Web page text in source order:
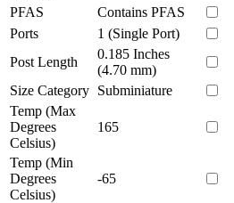
PFAS
Contains PFAS
Ports
1 (Single Port)
Post Length
0.185 Inches
(4.70 mm)
Size Category Subminiature
Temp (Max
Degrees
Celsius)
165
Temp (Min
Degrees
Celsius)
-65